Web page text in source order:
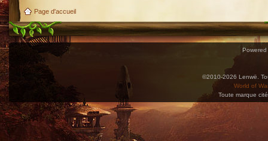
Page d'accueil
©2010-2026 Lenwë.
World of
Toute marque
Utilisez l'adresse suivante pour accéder au calendrier des évènements depuis d'autres
charge le format iCal.